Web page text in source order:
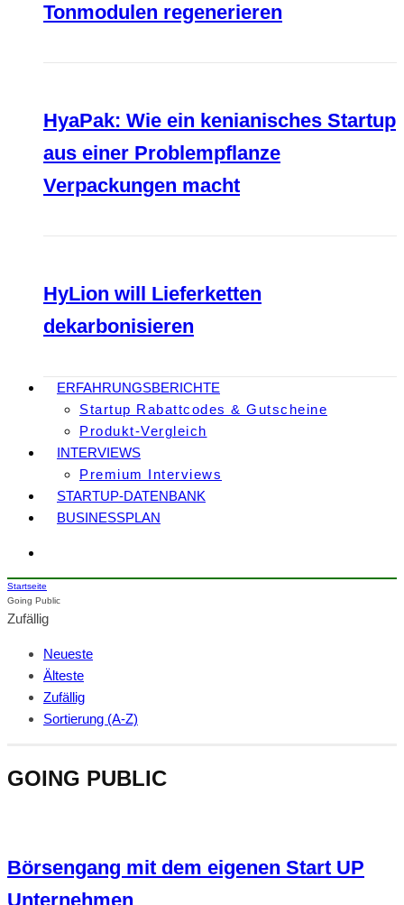
Tonmodulen regenerieren
HyaPak: Wie ein kenianisches Startup
aus einer Problempflanze
Verpackungen macht
HyLion will Lieferketten
dekarbonisieren
ERFAHRUNGSBERICHTE
Startup Rabattcodes & Gutscheine
Produkt-Vergleich
INTERVIEWS
Premium Interviews
STARTUP-DATENBANK
BUSINESSPLAN
Startseite
Going Public
Zufällig
Neueste
Älteste
Zufällig
Sortierung (A-Z)
GOING PUBLIC
Börsengang mit dem eigenen Start UP
Unternehmen